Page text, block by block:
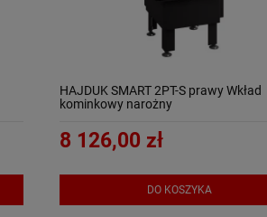
HAJDUK SMART 2PT-S prawy Wkład
kominkowy narożny
8 126,00 zł
DO KOSZYKA